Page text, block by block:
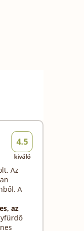
Az
A
az
4.5
kiváló